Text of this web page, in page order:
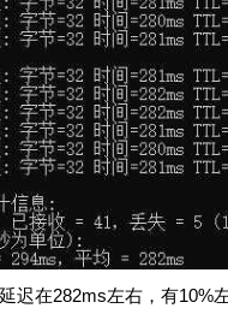
迟在282ms左右，有10%